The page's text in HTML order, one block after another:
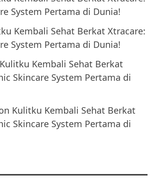
System Pertama di Dunia!
Kembali Sehat Berkat Xtracare:
System Pertama di Dunia!
Kulitku Kembali Sehat Berkat
Skincare System Pertama di
Kulitku Kembali Sehat Berkat
Skincare System Pertama di